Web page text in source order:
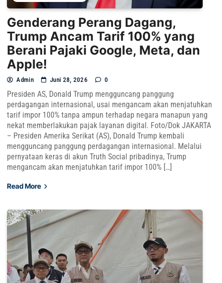
Genderang Perang Dagang,
Trump Ancam Tarif 100% yang
Berani Pajaki Google, Meta, dan
Apple!
Admin Juni 28, 2026 0
Presiden AS, Donald Trump mengguncang panggung
perdagangan internasional, usai mengancam akan menjatuhkan
tarif impor 100% tanpa ampun terhadap negara manapun yang
nekat memberlakukan pajak layanan digital. Foto/Dok JAKARTA
– Presiden Amerika Serikat (AS), Donald Trump kembali
mengguncang panggung perdagangan internasional. Melalui
pernyataan keras di akun Truth Social pribadinya, Trump
mengancam akan menjatuhkan tarif impor 100% […]
Read More